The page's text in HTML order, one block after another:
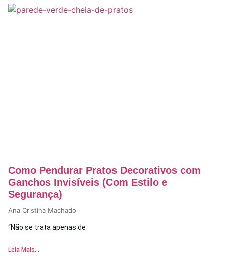
Como Pendurar Pratos Decorativos com
Ganchos Invisíveis (Com Estilo e
Segurança)
Ana Cristina Machado
“Não se trata apenas de
Leia Mais...